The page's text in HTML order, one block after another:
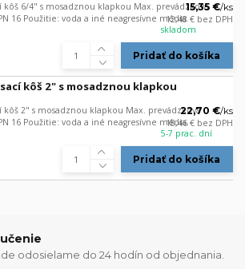
kôš 6/4" s mosadznou klapkou Max. prevádzková
16 Použitie: voda a iné neagresívne média.
15,35 €/ks
12,48 € bez DPH
skladom
Pridať do košíka
kôš 2" s mosadznou klapkou
kôš 2" s mosadznou klapkou Max. prevádzková
16 Použitie: voda a iné neagresívne média.
22,70 €/ks
18,46 € bez DPH
5-7 prac. dní
Pridať do košíka
odosielame do 24 hodín od objednania.